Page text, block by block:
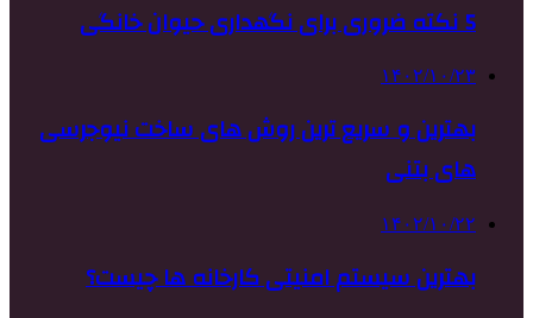
5 نکته ضروری برای نگهداری حیوان خانگی
۱۴۰۲/۱۰/۲۳
بهترین و سریع ترین روش های ساخت نیوجرسی
های بتنی
۱۴۰۲/۱۰/۲۲
بهترین سیستم امنیتی کارخانه ها چیست؟